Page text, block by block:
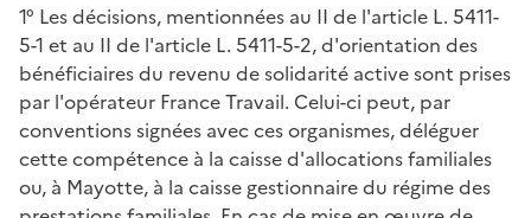
1° Les décisions, mentionnées au II de l'article L. 5411-
5-1 et au II de l'article L. 5411-5-2, d'orientation des
bénéficiaires du revenu de solidarité active sont prises
par l'opérateur France Travail. Celui-ci peut, par
conventions signées avec ces organismes, déléguer
cette compétence à la caisse d'allocations familiales
ou, à Mayotte, à la caisse gestionnaire du régime des